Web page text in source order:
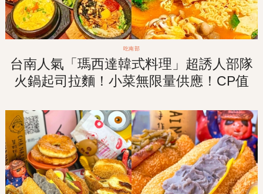
吃南部
台南人氣「瑪西達韓式料理」超誘人部隊
火鍋起司拉麵！小菜無限量供應！CP值